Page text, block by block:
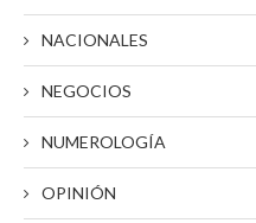
NACIONALES
NEGOCIOS
NUMEROLOGÍA
OPINIÓN